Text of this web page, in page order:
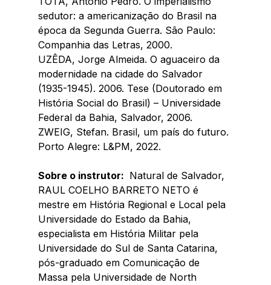
sedutor: a americanização do Brasil na
época da Segunda Guerra. São Paulo:
Companhia das Letras, 2000.
UZÊDA, Jorge Almeida. O aguaceiro da
modernidade na cidade do Salvador
(1935-1945). 2006. Tese (Doutorado em
História Social do Brasil) – Universidade
Federal da Bahia, Salvador, 2006.
ZWEIG, Stefan. Brasil, um país do futuro.
Porto Alegre: L&PM, 2022.
Sobre o instrutor: Natural de Salvador,
RAUL COELHO BARRETO NETO é
mestre em História Regional e Local pela
Universidade do Estado da Bahia,
especialista em História Militar pela
Universidade do Sul de Santa Catarina,
pós-graduado em Comunicação de
Massa pela Universidade de North